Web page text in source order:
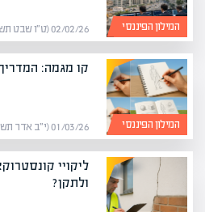
המילון הפיננסי 02/02/26 (ט״ו שבט תשפ״ו) | מערכת אפיק
המילון הפיננסי
קו מגמה:
01/03/26 (י״ב אדר תשפ״ו) | מערכת אפיק
ליקויי
ולתקן?